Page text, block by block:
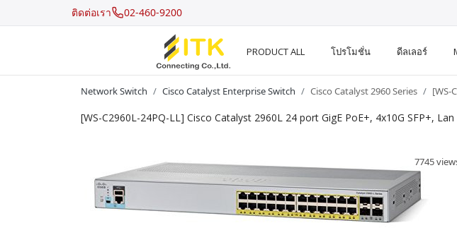
ติดต่อเรา 02-460-9200
PRODUCT ALL โปรโมชั่น ดีลเลอร์
Hot Search
Network Switch Cisco Catalyst Enterprise Switch Cisco Catalyst 2960 Series [WS-
[WS-C2960L-24PQ-LL] Cisco Catalyst 2960L 24 port GigE PoE+, 4x10G SFP+, Lan
7745